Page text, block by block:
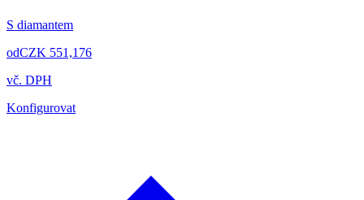
S diamantem
odCZK 551,176
vč. DPH
Konfigurovat